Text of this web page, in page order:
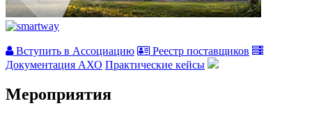
Вступить в Ассоциацию
Реестр поставщиков
Документация АХО Практические кейсы
Мероприятия